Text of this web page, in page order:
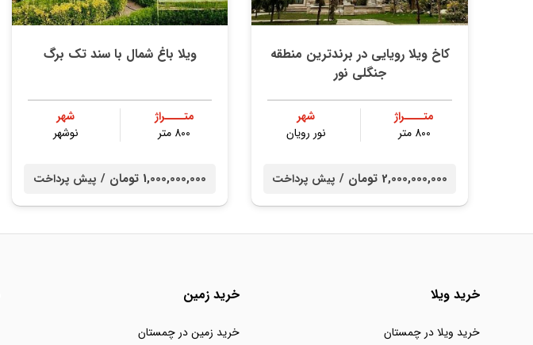
کاخ ویلا رویایی در برندترین منطقه
جنگلی نور
متــــراژ
800 متر
شهر
نور رویان
2,000,000,000 تومان / پیش پرداخت
ویلا باغ شمال با سند تک برگ
متــــراژ
800 متر
شهر
نوشهر
1,000,000,000 تومان / پیش پرداخت
خرید ویلا
خرید ویلا در چمستان
خرید زمین
خرید زمین در چمستان